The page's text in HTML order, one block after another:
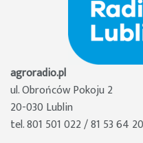
agroradio.pl
ul. Obrońców Pokoju 2
20-030 Lublin
tel. 801 501 022 / 81 53 64